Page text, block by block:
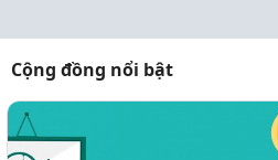
Cộng đồng nổi bật